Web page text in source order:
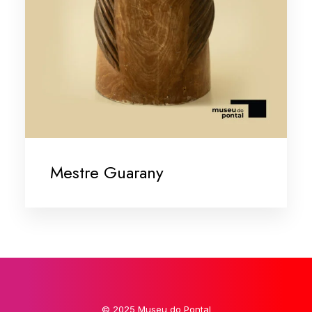
Mestre Guarany
© 2025 Museu do Pontal